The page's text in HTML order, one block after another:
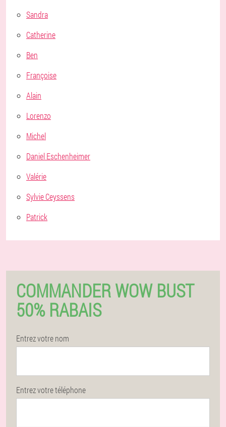
Sandra
Catherine
Ben
Françoise
Alain
Lorenzo
Michel
Daniel Eschenheimer
Valérie
Sylvie Ceyssens
Patrick
COMMANDER WOW BUST
50% RABAIS
Entrez votre nom
Entrez votre téléphone